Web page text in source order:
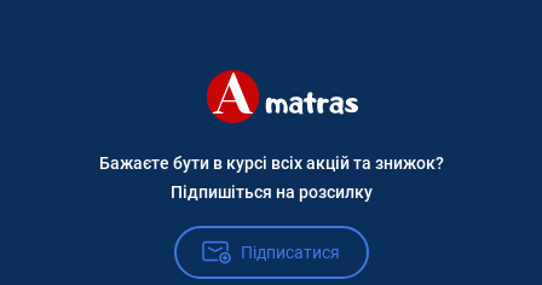
Бажаєте бути в курсі всіх акцій та знижок?
Підпишіться на розсилку
Підписатися